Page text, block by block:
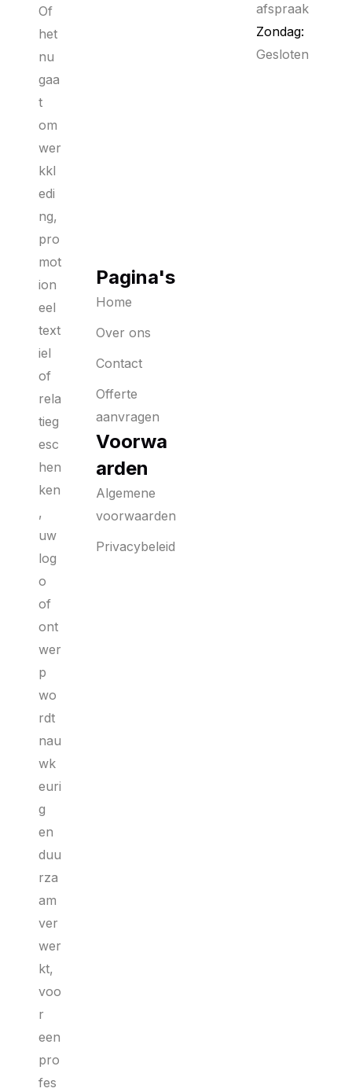
Of
het
nu
gaa
t
om
wer
kkl
edi
ng,
pro
mot
ion
eel
text
iel
of
rela
tieg
esc
hen
ken
,
uw
log
o
of
ont
wer
p
wo
rdt
nau
wk
euri
g
en
duu
rza
am
ver
wer
kt,
voo
r
een
pro
fes
Pagina's
Home
Over ons
Contact
Offerte
aanvragen
Voorwa
arden
Algemene
voorwaarden
Privacybeleid
afspraak
Zondag:
Gesloten